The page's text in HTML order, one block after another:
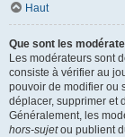
Haut
Que sont les
Les modérateurs sont
consiste à vérifier au
pouvoir de modifier ou
déplacer, supprimer et
Généralement, les
hors-sujetou publient